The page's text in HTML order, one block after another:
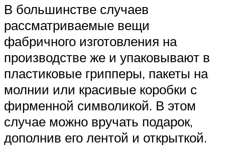
В большинстве случаев
рассматриваемые вещи
фабричного изготовления на
производстве же и упаковывают в
пластиковые грипперы, пакеты на
молнии или красивые коробки с
фирменной символикой. В этом
случае можно вручать подарок,
дополнив его лентой и открыткой.